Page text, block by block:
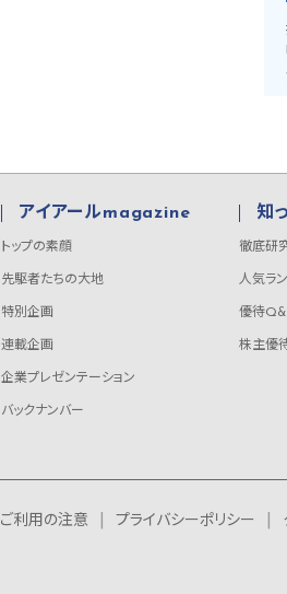
アイアールmagazine
トップの素顔
先駆者たちの大地
特別企画
連載企画
企業プレゼンテーション
バックナンバー
知
徹底研
人気ラ
優待
株主優
ご利用の注意 プライバシーポリシー